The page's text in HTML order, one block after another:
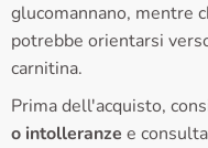
glucomannano, mentre
potrebbe orientarsi
carnitina.
Prima dell'acquisto,
o intolleranze e